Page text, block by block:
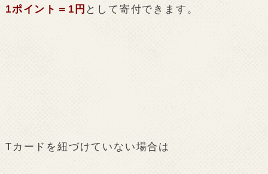
1ポイント＝1円 として寄付できます。
Tカードを紐づけていない場合は